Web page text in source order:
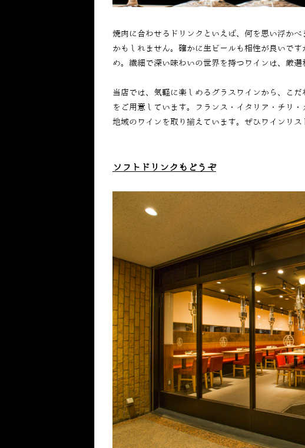
焼肉に合わせるドリンクといえば、何を思い浮か
かもしれません。確かに生ビールも相性が良いで
め。繊細で深い味わいの世界を持つワインは、厳選
当店では、気軽に楽しめるグラスワインから、こ
をご用意しています。フランス・イタリア・チリ
地域のワインを取り揃えています。ぜひワインリス
ソフトドリンクもどうぞ